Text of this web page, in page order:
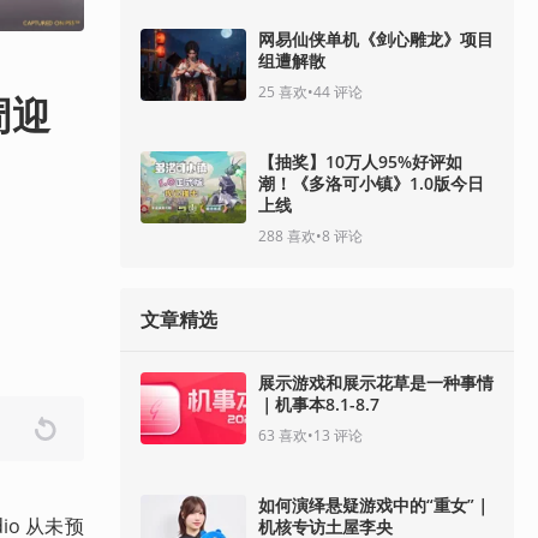
迎
从未预
网易仙侠单机《剑心雕龙》项目
组遭解散
25 喜欢•44评论
【抽奖】10万人95%好评如
潮！《多洛可小镇》1.0版今日
上线
288 喜欢•8 评论
文章精选
展示游戏和展示花草是一种事情
｜机事本8.1-8.7
63 喜欢•13 评论
如何演绎悬疑游戏中的“重女”｜
机核专访土屋李央